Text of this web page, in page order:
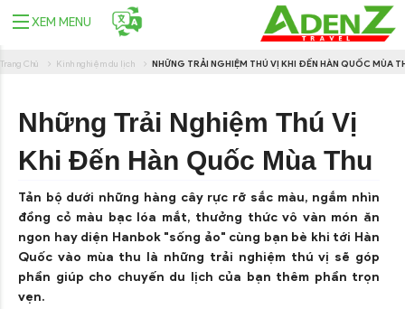
XEM MENU
Trang Chủ Kinh nghiệm du lịch NHỮNG TRẢI NGHIỆM THÚ VỊ KHI ĐẾN HÀN QUỐC MÙA
Những Trải Nghiệm Thú Vị
Khi Đến Hàn Quốc Mùa Thu
Tản bộ dưới những hàng cây rực rỡ sắc màu, ngắm nhìn
đồng cỏ màu bạc lóa mắt, thưởng thức vô vàn món ăn
ngon hay diện Hanbok "sống ảo" cùng bạn bè khi tới Hàn
Quốc vào mùa thu là những trải nghiệm thú vị sẽ góp
phần giúp cho chuyến du lịch của bạn thêm phần trọn
vẹn.